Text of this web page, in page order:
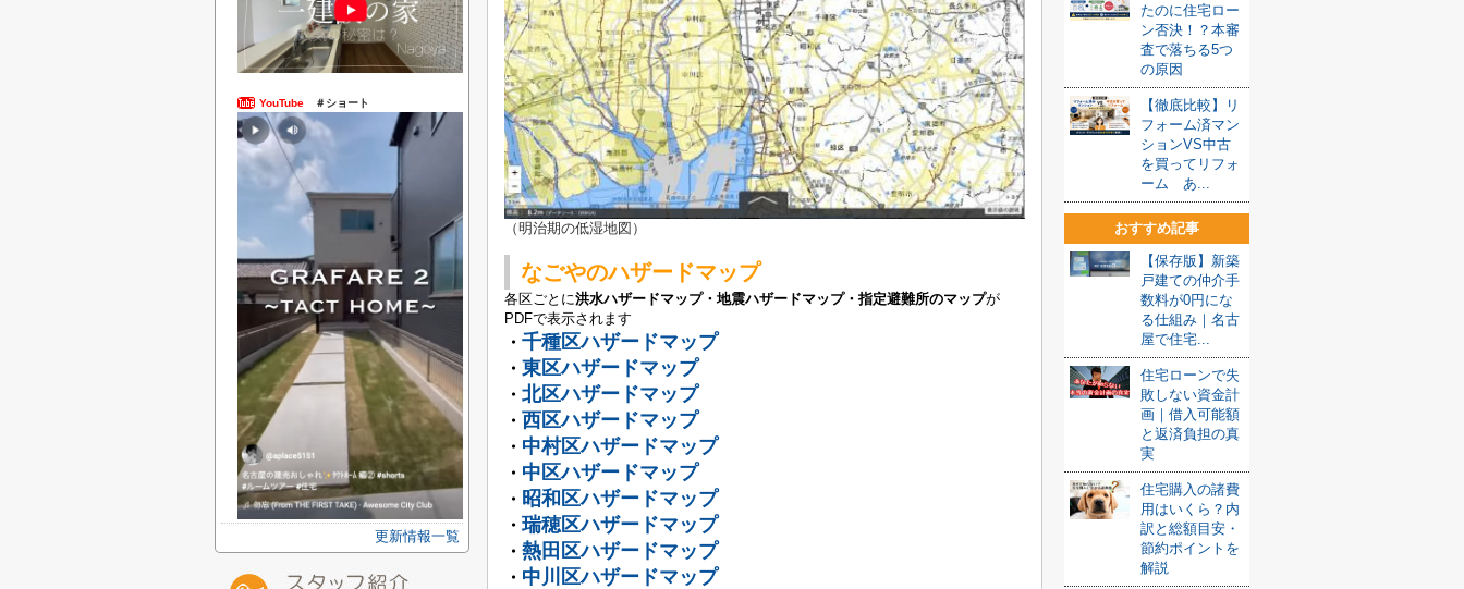
（明治期の低湿地図）
なごやのハザードマップ
各区ごとに洪水ハザードマップ・地震ハザードマップ・指定避難所のマップが
PDFで表示されます
・ 千種区ハザードマップ
・ 東区ハザードマップ
・ 北区ハザードマップ
・ 西区ハザードマップ
・ 中村区ハザードマップ
・ 中区ハザードマップ
・ 昭和区ハザードマップ
・ 瑞穂区ハザードマップ
・ 熱田区ハザードマップ
・ 中川区ハザードマップ
たのに住宅ロー
ン否決！？本審
査で落ちる5つ
の原因
【徹底比較】リ
フォーム済マン
ションVS中古
を買ってリフォ
ーム あ...
おすすめ記事
【保存版】新築
戸建ての仲介手
数料が0円にな
る仕組み｜名古
屋で住宅...
住宅ローンで失
敗しない資金計
画｜借入可能額
と返済負担の真
実
住宅購入の諸費
用はいくら？内
訳と総額目安・
節約ポイントを
解説
YouTube ＃ショート
更新情報一覧